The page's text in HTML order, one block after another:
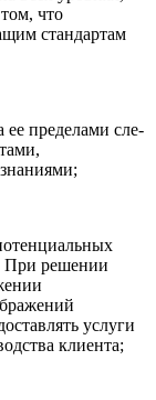
что
стандартам
ее пределами сле­
При решении
услуги
клиента;